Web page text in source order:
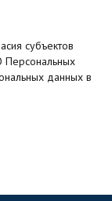
субъектов
Персональных
данных в